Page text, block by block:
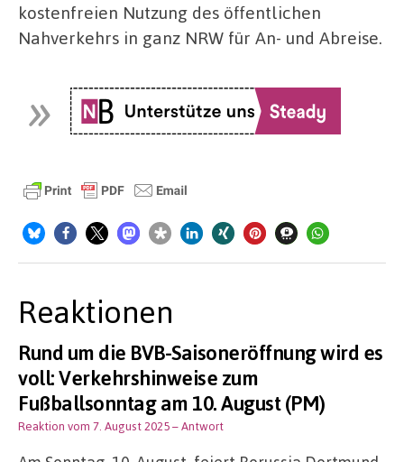
kostenfreien Nutzung des öffentlichen
Nahverkehrs in ganz NRW für An- und Abreise.
Reaktionen
Rund um die BVB-Saisoneröffnung wird es
voll: Verkehrshinweise zum
Fußballsonntag am 10. August (PM)
Reaktion vom 7. August 2025– Antwort